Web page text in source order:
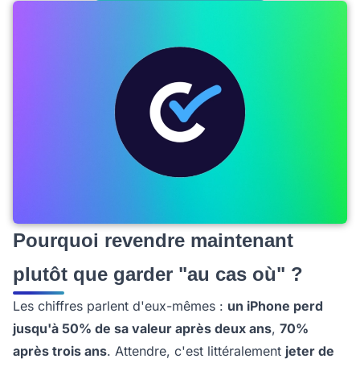
Pourquoi revendre maintenant
plutôt que garder "au cas où" ?
Les chiffres parlent d'eux-mêmes : un iPhone perd
jusqu'à 50% de sa valeur après deux ans, 70%
après trois ans. Attendre, c'est littéralement jeter de